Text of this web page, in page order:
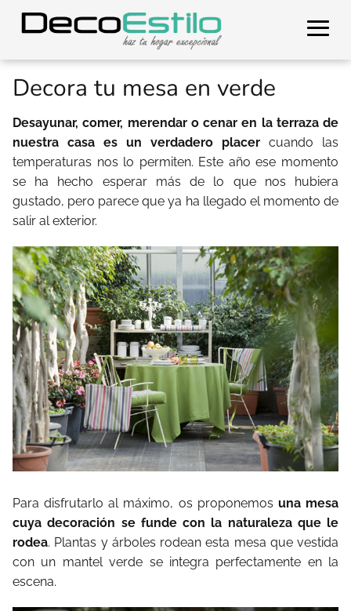
Decora tu mesa en verde
Desayunar, comer, merendar o cenar en la terraza de
nuestra casa es un verdadero placer cuando las
temperaturas nos lo permiten. Este año ese momento
se ha hecho esperar más de lo que nos hubiera
gustado, pero parece que ya ha llegado el momento de
salir al exterior.
Para disfrutarlo al máximo, os proponemos una mesa
cuya decoración se funde con la naturaleza que le
rodea. Plantas y árboles rodean esta mesa que vestida
con un mantel verde se integra perfectamente en la
escena.